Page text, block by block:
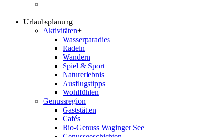
Urlaubsplanung
Aktivitäten+
Wasserparadies
Radeln
Wandern
Spiel & Sport
Naturerlebnis
Ausflugstipps
Wohlfühlen
Genussregion+
Gaststätten
Cafés
Bio-Genuss Waginger See